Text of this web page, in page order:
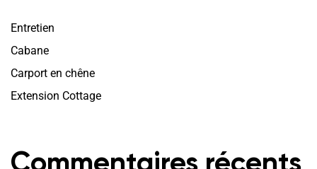
Entretien
Cabane
Carport en chêne
Extension Cottage